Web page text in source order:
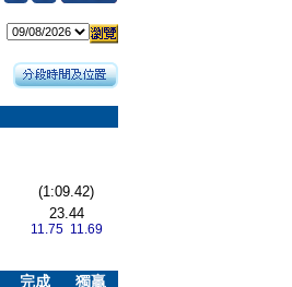
(1:09.42)
23.44
11.75 11.69
完成
獨贏